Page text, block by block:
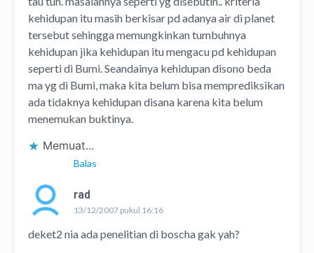
kehidupan itu masih berkisar pd adanya air di planet
tersebut sehingga memungkinkan tumbuhnya
kehidupan jika kehidupan itu mengacu pd kehidupan
seperti di Bumi. Seandainya kehidupan disono beda
ma yg di Bumi, maka kita belum bisa memprediksikan
ada tidaknya kehidupan disana karena kita belum
menemukan buktinya.
Memuat...
Balas
rad
13/12/2007 pukul 16:16
deket2 nia ada penelitian di boscha gak yah?